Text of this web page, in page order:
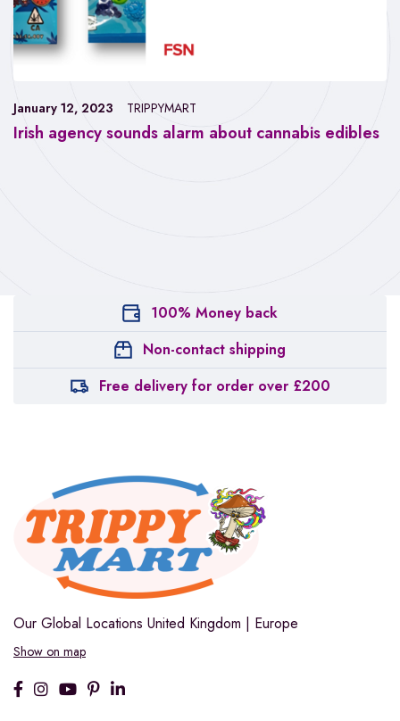
Irish agency sounds alarm about cannabis edibles
January 12, 2023 TRIPPYMART
100% Money back
Non-contact shipping
Free delivery for order over £200
Our Global Locations United Kingdom | Europe
Show on map